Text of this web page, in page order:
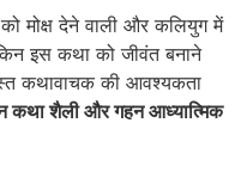
मोक्ष देने वाली और कलियुग में
इस कथा को जीवंत बनाने
कथावाचक की आवश्यकता
कथा शैली और गहन आध्यात्मिक